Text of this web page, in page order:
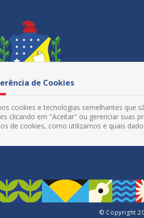
© Copyright
de Cookies
cookies e tecnologias semelhantes que
clicando em "Aceitar" ou gerenciar suas
de cookies, como utilizamos e quais